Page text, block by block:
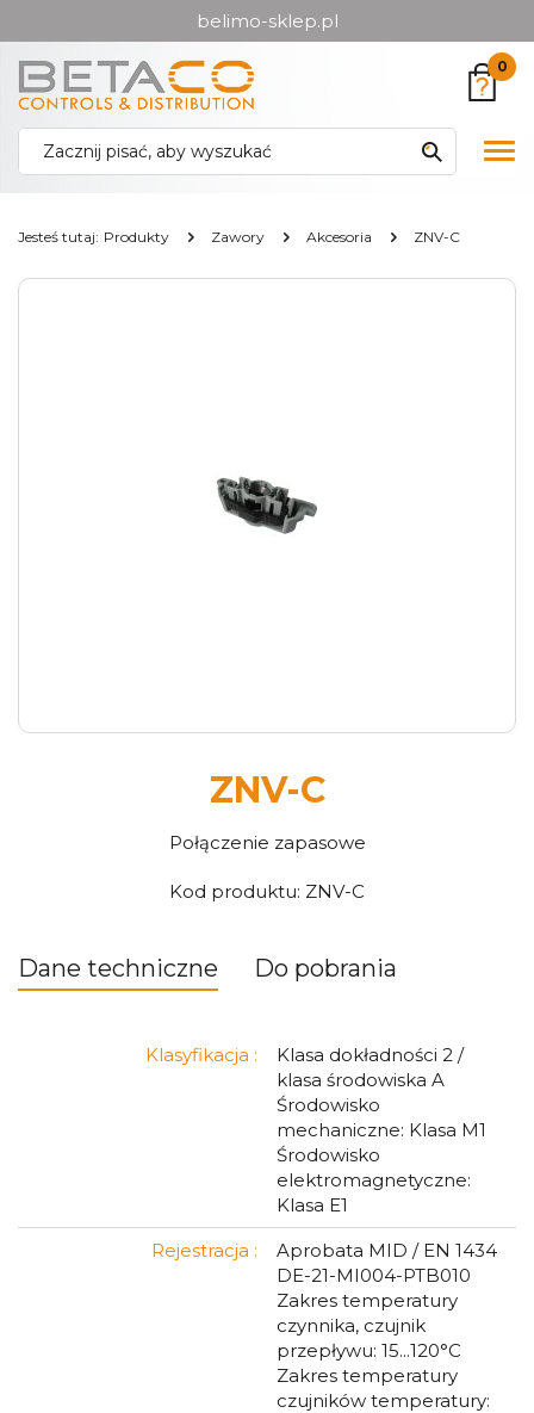
do menu
głównego
do
menu
w
stopce
belimo-sklep.pl
0
Jesteś tutaj: Produkty Zawory Akcesoria ZNV-C
ZNV-C
Połączenie zapasowe
Kod produktu: ZNV-C
Dane techniczne Do pobrania
Klasyfikacja :
Klasa dokładności 2 /
klasa środowiska A
Środowisko
mechaniczne: Klasa M1
Środowisko
elektromagnetyczne:
Klasa E1
Rejestracja :
Aprobata MID / EN 1434
DE-21-MI004-PTB010
Zakres temperatury
czynnika, czujnik
przepływu: 15...120°C
Zakres temperatury
czujników temperatury: